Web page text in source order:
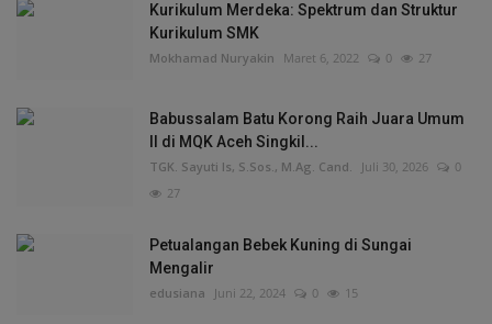
Kurikulum Merdeka: Spektrum dan Struktur
Kurikulum SMK
Mokhamad Nuryakin Maret 6, 2022 0 27
Babussalam Batu Korong Raih Juara Umum
II di MQK Aceh Singkil...
TGK. Sayuti Is, S.Sos., M.Ag. Cand. Juli 30, 2026
0
27
Petualangan Bebek Kuning di Sungai
Mengalir
edusiana Juni 22, 2024 0 15